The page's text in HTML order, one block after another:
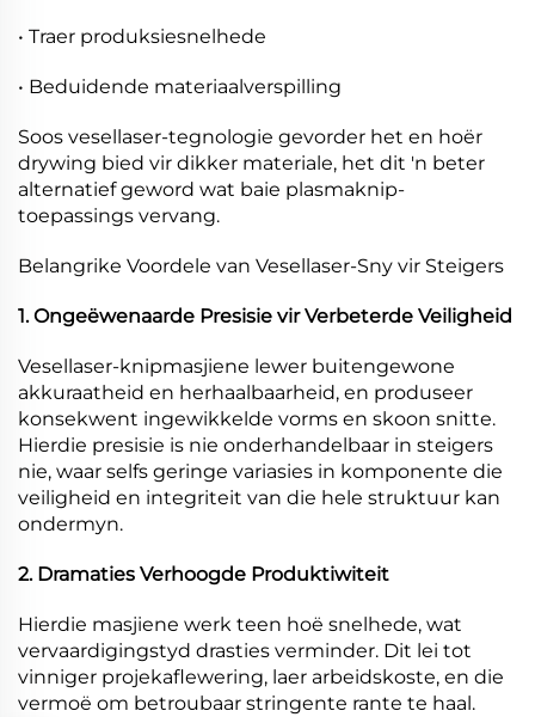
• Traer produksiesnelhede
• Beduidende materiaalverspilling
Soos vesellaser-tegnologie gevorder het en hoër
drywing bied vir dikker materiale, het dit 'n beter
alternatief geword wat baie plasmaknip-
toepassings vervang.
Belangrike Voordele van Vesellaser-Sny vir Steigers
1. Ongeëwenaarde Presisie vir Verbeterde Veiligheid
Vesellaser-knipmasjiene lewer buitengewone
akkuraatheid en herhaalbaarheid, en produseer
konsekwent ingewikkelde vorms en skoon snitte.
Hierdie presisie is nie onderhandelbaar in steigers
nie, waar selfs geringe variasies in komponente die
veiligheid en integriteit van die hele struktuur kan
ondermyn.
2. Dramaties Verhoogde Produktiwiteit
Hierdie masjiene werk teen hoë snelhede, wat
vervaardigingstyd drasties verminder. Dit lei tot
vinniger projekaflewering, laer arbeidskoste, en die
vermoë om betroubaar stringente rante te haal.